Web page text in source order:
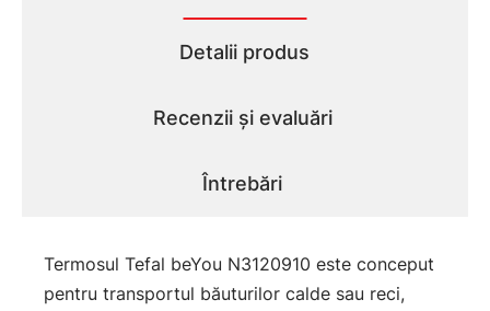
Detalii produs
Recenzii și evaluări
Întrebări
Termosul Tefal beYou N3120910 este conceput
pentru transportul băuturilor calde sau reci,